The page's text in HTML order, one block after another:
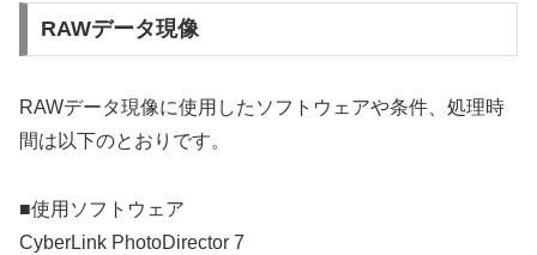
RAWデータ現像
RAWデータ現像に使用したソフトウェアや条件、処理時
間は以下のとおりです。
■使用ソフトウェア
CyberLink PhotoDirector 7